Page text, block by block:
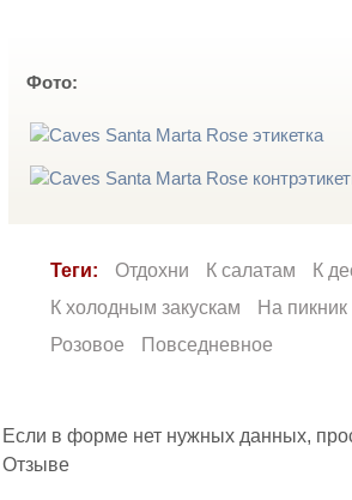
Фото:
Теги: Отдохни К салатам
К
К холодным закускам
На пикник
Розовое
Повседневное
Если в форме нет нужных данных,
Отзыве